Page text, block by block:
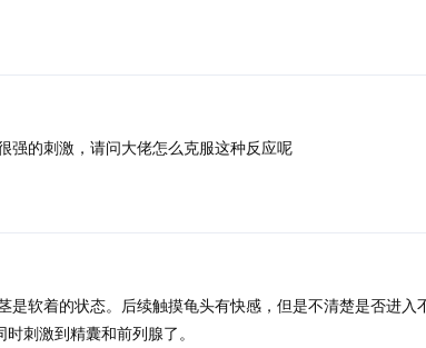
强的刺激，请问大佬怎么克服这种反应呢
是软着的状态。后续触摸龟头有快感，但是不清楚是否进入
刺激到精囊和前列腺了。